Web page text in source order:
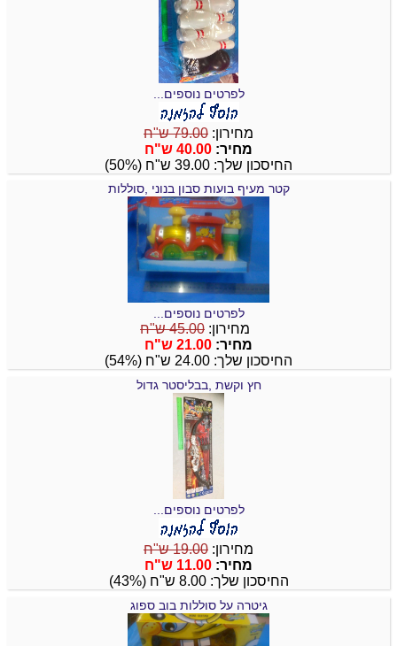
לפרטים נוספים...
מחירון: 79.00 ש"ח
מחיר: 40.00 ש"ח
החיסכון שלך: 39.00 ש"ח (50%)
קטר מעיף בועות סבון בנוני ,סוללות
לפרטים נוספים...
מחירון: 45.00 ש"ח
מחיר: 21.00 ש"ח
החיסכון שלך: 24.00 ש"ח (54%)
חץ וקשת ,בבליסטר גדול
לפרטים נוספים...
מחירון: 19.00 ש"ח
מחיר: 11.00 ש"ח
החיסכון שלך: 8.00 ש"ח (43%)
גיטרה על סוללות בוב ספוג